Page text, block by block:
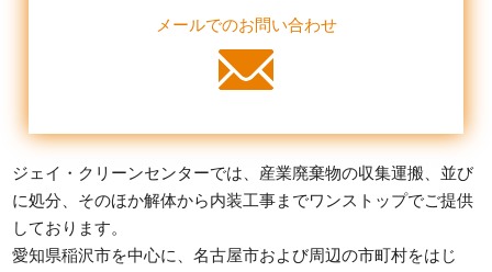
メールでのお問い合わせ
ジェイ・クリーンセンターでは、産業廃棄物の収集運搬、並び
に処分、そのほか解体から内装工事までワンストップでご提供
しております。
愛知県稲沢市を中心に、名古屋市および周辺の市町村をはじ